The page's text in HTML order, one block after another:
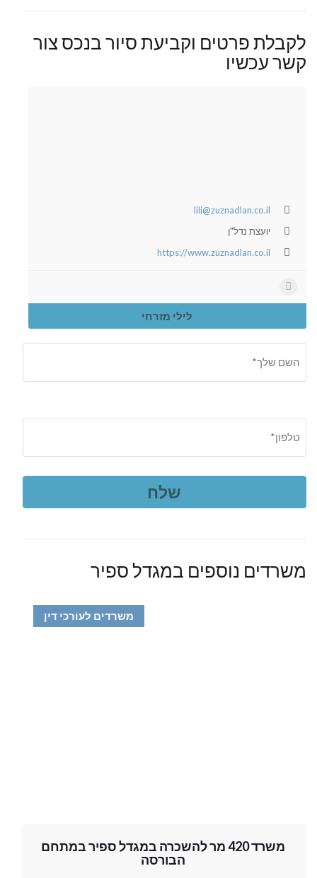
לקבלת פרטים וקביעת סיור בנכס צור
קשר עכשיו
lili@zuznadlan.co.il
יועצת נדל"ן
https://www.zuznadlan.co.il
לילי מזרחי
משרדים נוספים במגדל ספיר
משרדים לעורכי דין
משרד 420 מר להשכרה במגדל ספיר במתחם
הבורסה